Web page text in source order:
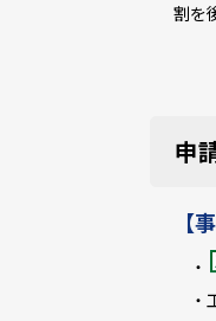
割を
申
【
・
・